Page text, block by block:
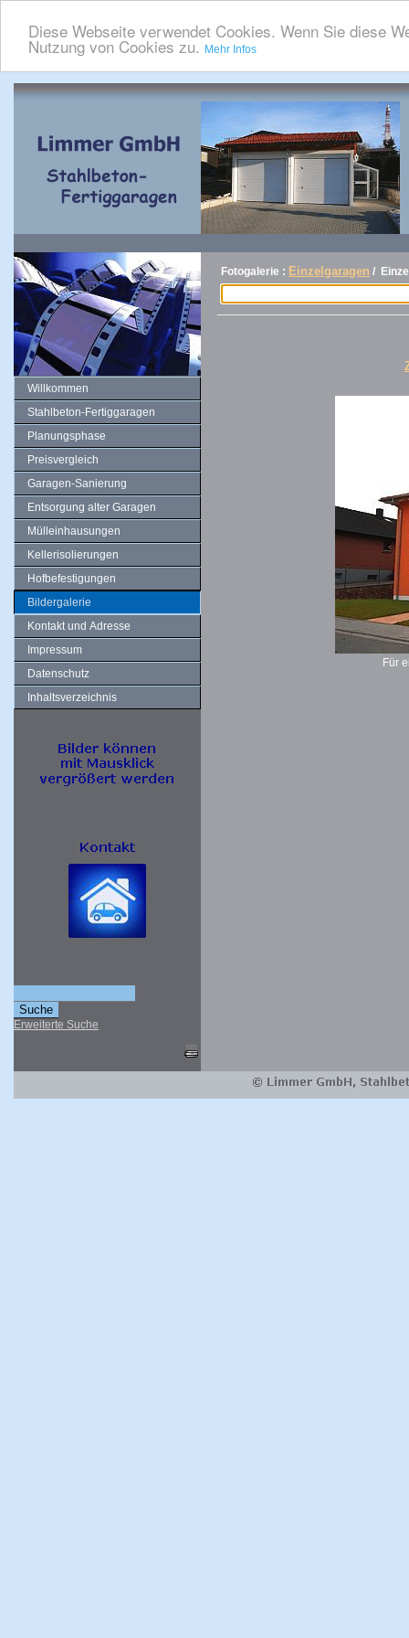
Diese Webseite verwendet Cookies. Wenn Sie diese
Nutzung von Cookies zu. Mehr Infos
Willkommen
Stahlbeton-Fertiggaragen
Planungsphase
Preisvergleich
Garagen-Sanierung
Entsorgung alter Garagen
Mülleinhausungen
Kellerisolierungen
Hofbefestigungen
Bildergalerie
Kontakt und Adresse
Impressum
Datenschutz
Inhaltsverzeichnis
Erweiterte Suche
Fotogalerie : Einzelgaragen /
Für